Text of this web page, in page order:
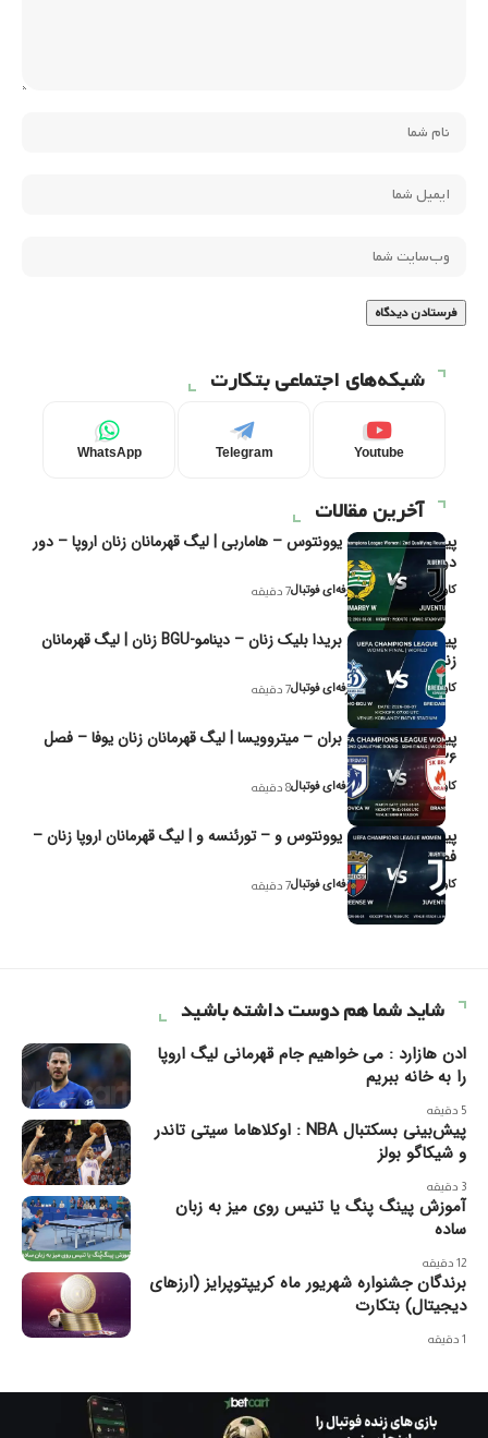
شبکه‌های اجتماعی بتکارت
Youtube
Telegram
WhatsApp
آخرین مقالات
پیش‌بینی و تحلیل یوونتوس – هاماربی | لیگ قهرمانان زنان اروپا – دور
دوم مرحله
کاوه نیک‌فر، تحلیل‌گر حرفه‌ای فوتبال7 دقیقه
پیش‌بینی و تحلیل بریدا بلیک زنان – دینامو-BGU زنان | لیگ قهرمانان
زنان یوفا
کاوه نیک‌فر، تحلیل‌گر حرفه‌ای فوتبال7 دقیقه
پیش‌بینی و تحلیل بران – میتروویسا | لیگ قهرمانان زنان یوفا – فصل
۲۰۲۶
کاوه نیک‌فر، تحلیل‌گر حرفه‌ای فوتبال8 دقیقه
پیش‌بینی و تحلیل یوونتوس و – تورئنسه و | لیگ قهرمانان اروپا زنان –
فصل ۲۰۲۶
کاوه نیک‌فر، تحلیل‌گر حرفه‌ای فوتبال7 دقیقه
شاید شما هم دوست داشته باشید
ادن هازارد : می خواهیم جام قهرمانی لیگ اروپا
را به خانه ببریم
5 دقیقه
پیش‌بینی بسکتبال NBA : اوکلاهاما سیتی تاندر
و شیکاگو بولز
3 دقیقه
آموزش پینگ پنگ یا تنیس روی میز به زبان
ساده
12 دقیقه
برندگان جشنواره شهریور ماه کریپتوپرایز (ارزهای
دیجیتال) بتکارت
1 دقیقه